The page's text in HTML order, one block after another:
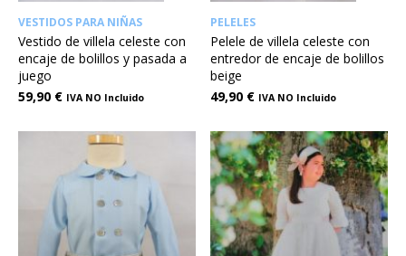
VESTIDOS PARA NIÑAS
Vestido de villela celeste con
encaje de bolillos y pasada a
juego
59,90 € IVA NO Incluido
PELELES
Pelele de villela celeste con
entredor de encaje de bolillos
beige
49,90 € IVA NO Incluido